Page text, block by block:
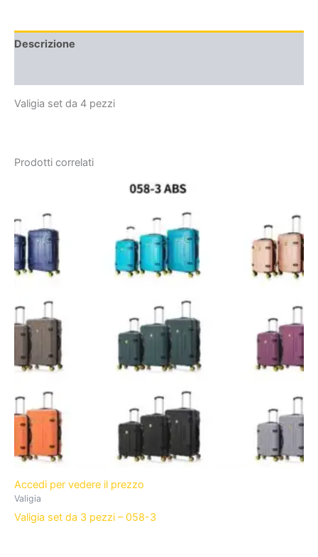
Descrizione
Valigia set da 4 pezzi
Prodotti correlati
Accedi per vedere il prezzo
Valigia
Valigia set da 3 pezzi – 058-3